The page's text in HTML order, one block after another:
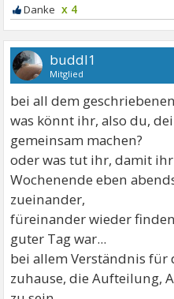
x 4
buddl1
Mitglied
bei all dem
was könnt ihr, also du,
gemeinsam machen?
oder was tut ihr, damit
Wochenende eben
zueinander,
füreinander wieder
guter Tag war...
bei allem Verständnis für
zuhause, die Aufteilung,